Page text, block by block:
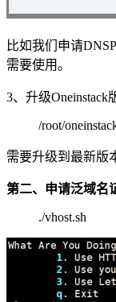
比如我们申请
需要使用。
3、升级Oneinstack
/root/
需要升级到最新版
第二、申请泛域名
./vhost.sh